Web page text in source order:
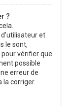
?
et
le sont,
vérifier que
possible
erreur de
la corriger.